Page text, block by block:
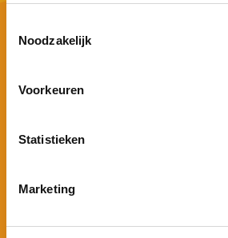
Noodzakelijk
Voorkeuren
Statistieken
Marketing
2402 NR Alphen aan den Rijn
frontoffice@asterict.nl